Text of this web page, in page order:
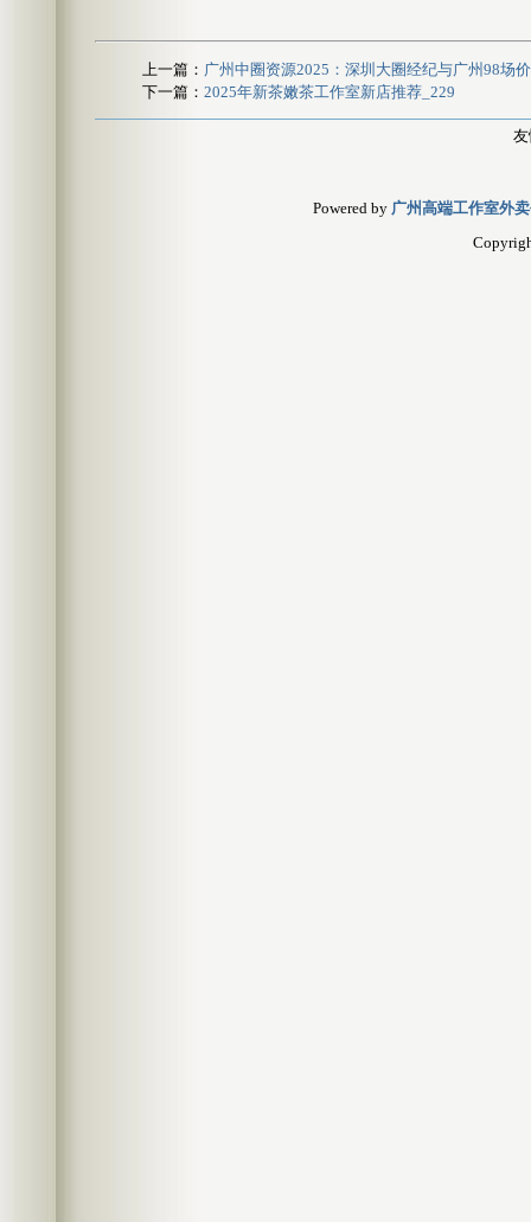
上一篇： 广州中圈资源2025：深圳大圈经纪与广州98场
下一篇： 2025年新茶嫩茶工作室新店推荐_229
Powered by 广州高端工作室外